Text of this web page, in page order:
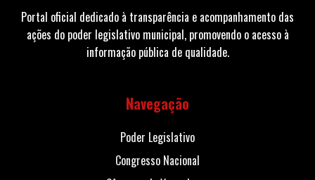
Portal oficial dedicado à transparência e acompanhamento das
ações do poder legislativo municipal, promovendo o acesso à
informação pública de qualidade.
Navegação
Poder Legislativo
Congresso Nacional